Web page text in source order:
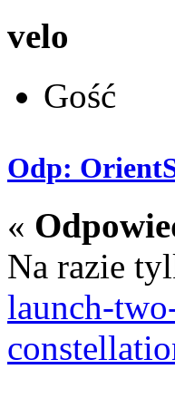
velo
Gość
Odp:
«
Na razie
launch-